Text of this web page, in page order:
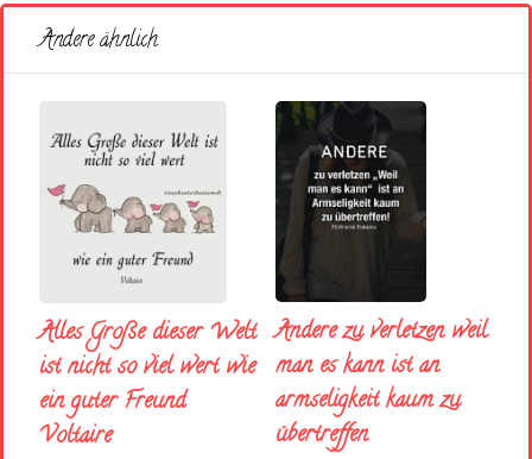
Andere ähnlich
Alles Große dieser Welt
ist nicht so viel wert wie
ein guter Freund
Voltaire
Andere zu verletzen weil
man es kann ist an
armseligkeit kaum zu
übertreffen